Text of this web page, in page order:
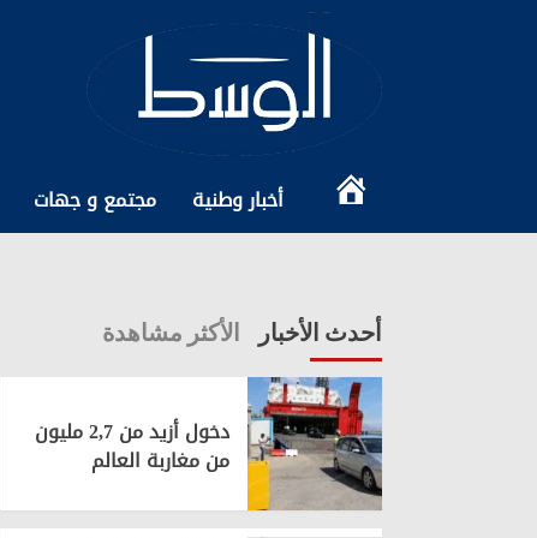
الرئيسية
أخبار وطنية مجتمع و جهات
أحدث الأخبار الأكثر مشاهدة
دخول أزيد من 2,7 مليون
من مغاربة العالم